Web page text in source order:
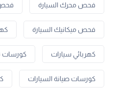
فحص محرك السيارة فحص
فحص ميكانيك السيارة
كهربائي سيارات كورسات
كورسات صيانة السيارات